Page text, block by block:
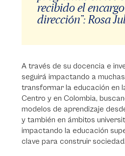
recibido el
dirección”: Rosa
A través de su docencia e
seguirá impactando a
transformar la educación en
Centro y en Colombia,
modelos de aprendizaje
y también en ámbitos
impactando la educación
clave para construir sociedad.